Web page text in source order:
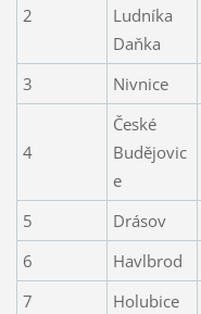
2
Ludníka
Daňka
3 Nivnice
4
České
Budějovic
e
5 Drásov
6
Havlbrod
7
Holubice